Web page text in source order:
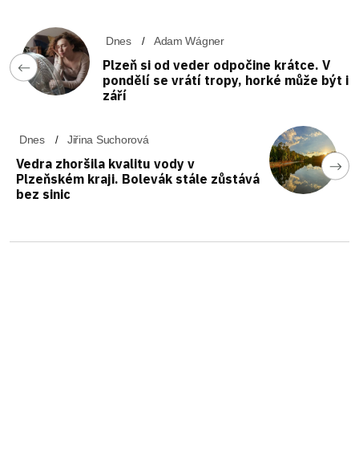
Dnes Adam Wágner
Plzeň si od veder odpočine krátce. V
pondělí se vrátí tropy, horké může být i
září
Dnes Jiřina Suchorová
Vedra zhoršila kvalitu vody v
Plzeňském kraji. Bolevák stále zůstává
bez sinic